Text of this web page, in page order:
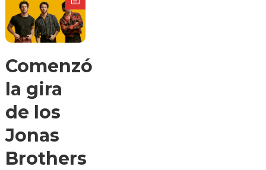
Comenzó
la gira
de los
Jonas
Brothers